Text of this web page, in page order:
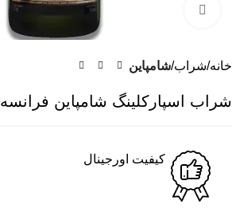
برای بزرگنمایی کلیک کنید
خانه شراب شامپاین
شراب اسپارکلینگ شامپاین فرانسه
کیفیت اورجینال